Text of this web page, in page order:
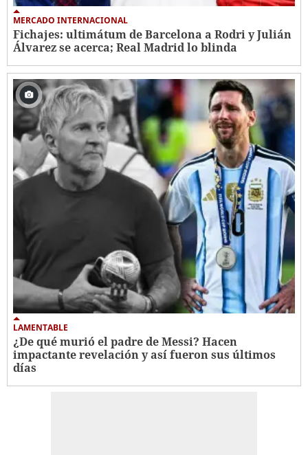
MERCADO INTERNACIONAL
Fichajes: ultimátum de Barcelona a Rodri y Julián
Álvarez se acerca; Real Madrid lo blinda
LAMENTABLE
¿De qué murió el padre de Messi? Hacen
impactante revelación y así fueron sus últimos
días